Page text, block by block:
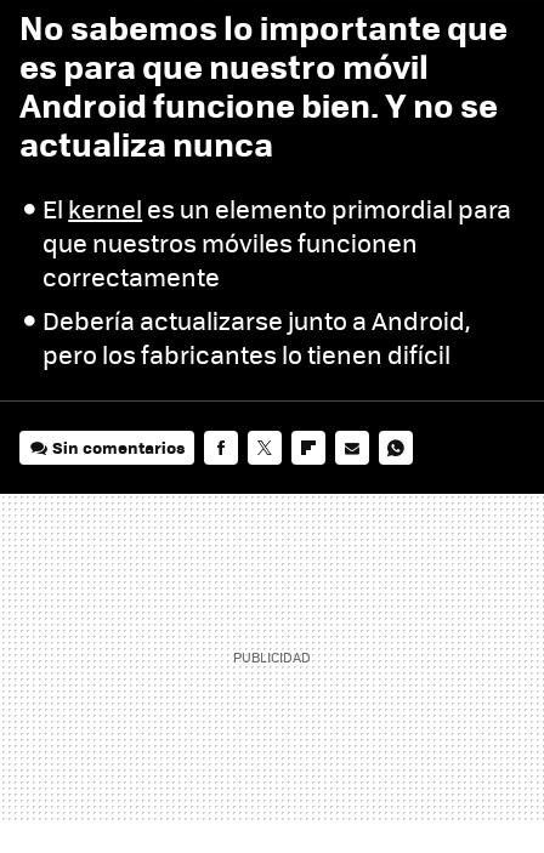
No sabemos lo importante que
es para que nuestro móvil
Android funcione bien. Y no se
actualiza nunca
El kernel es un elemento primordial para
que nuestros móviles funcionen
correctamente
Debería actualizarse junto a Android,
pero los fabricantes lo tienen difícil
Sin comentarios
MAIL